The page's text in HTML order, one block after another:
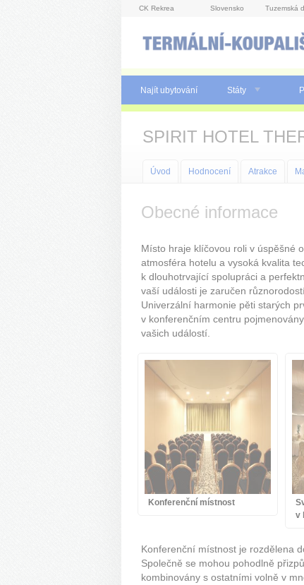
CK Rekrea Slovensko Tuzemská
Najít ubytování Státy
SPIRIT HOTEL
Úvod Hodnocení Atrakce
Obecné informace
Místo hraje klíčovou roli v úspěšné
atmosféra hotelu a vysoká kvalita
k dlouhotrvající spolupráci a
vaší události je zaručen
Univerzální harmonie pěti starých
v konferenčním centru
vašich událostí.
Konferenční místnost
v
Konferenční místnost je rozdělena
Společně se mohou pohodlně
kombinovány s ostatními volně v